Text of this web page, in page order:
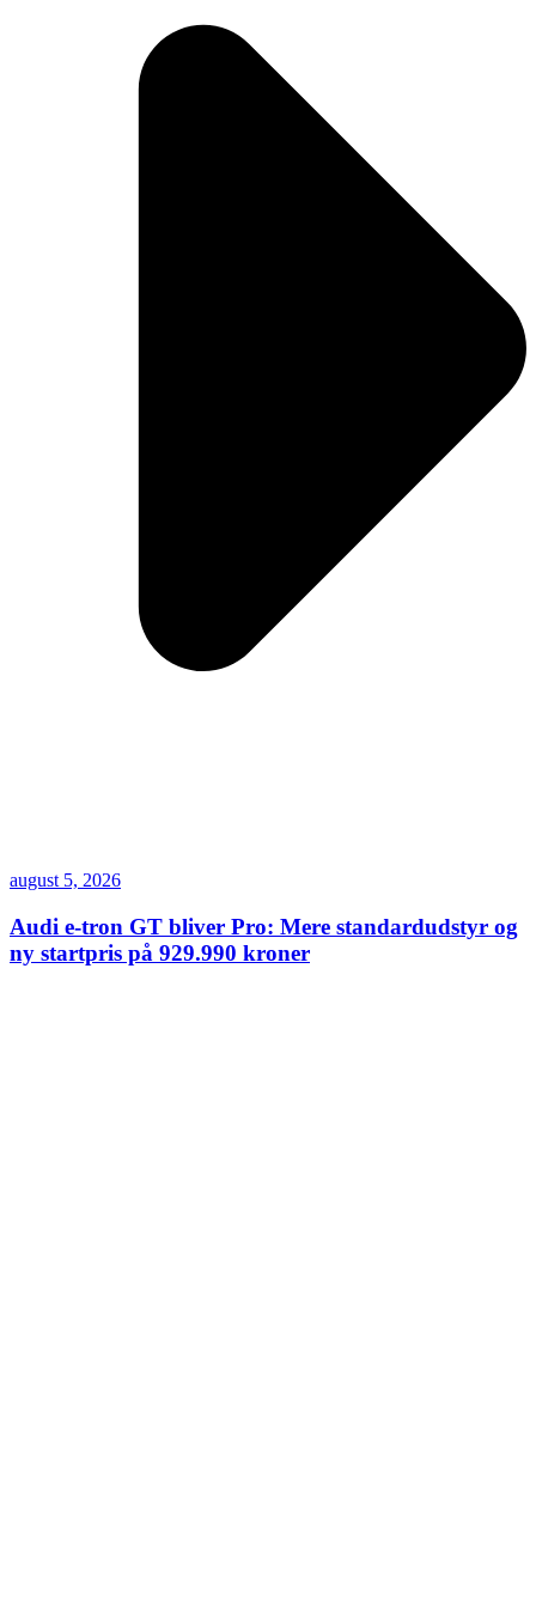
august 5, 2026
Audi e-tron GT bliver Pro: Mere standardudstyr og
ny startpris på 929.990 kroner